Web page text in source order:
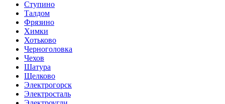
Ступино
Талдом
Фрязино
Химки
Хотьково
Черноголовка
Чехов
Шатура
Щелково
Электрогорск
Электросталь